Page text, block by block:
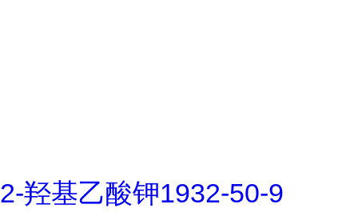
2-羟基乙酸钾1932-50-9